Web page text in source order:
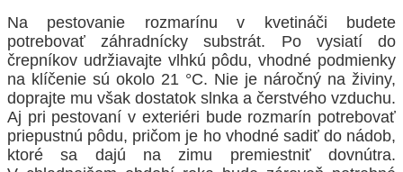
Na pestovanie rozmarínu v kvetináči budete
potrebovať záhradnícky substrát. Po vysiatí do
črepníkov udržiavajte vlhkú pôdu, vhodné podmienky
na klíčenie sú okolo 21 °C. Nie je náročný na živiny,
doprajte mu však dostatok slnka a čerstvého vzduchu.
Aj pri pestovaní v exteriéri bude rozmarín potrebovať
priepustnú pôdu, pričom je ho vhodné sadiť do nádob,
ktoré sa dajú na zimu premiestniť dovnútra.